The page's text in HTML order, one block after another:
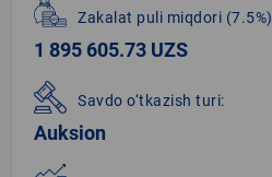
Zakalat puli miqdori (7.5%)
1 895 605.73 UZS
Savdo o‘tkazish turi:
Auksion